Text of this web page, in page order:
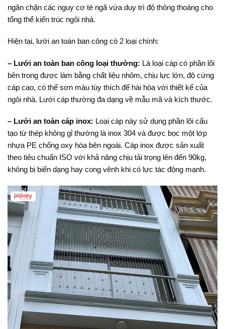
ngăn chặn các nguy cơ té ngã vừa duy trì độ thông thoáng cho
tổng thể kiến trúc ngôi nhà.
Hiện tại, lưới an toàn ban công có 2 loại chính:
– Lưới an toàn ban công loại thường: Là loại cáp có phần lõi
bên trong được làm bằng chất liệu nhôm, chịu lực lớn, độ cứng
cáp cao, có thể sơn màu tùy thích để hài hòa với thiết kế của
ngôi nhà. Lưới cáp thường đa dạng về mẫu mã và kích thước.
– Lưới an toàn cáp inox: Loại cáp này sử dụng phần lõi cấu
tạo từ thép không gỉ thường là inox 304 và được bọc một lớp
nhựa PE chống oxy hóa bên ngoài. Cáp inox được sản xuất
theo tiêu chuẩn ISO với khả năng chịu tải trọng lên đến 90kg,
không bị biến dạng hay cong vênh khi có lực tác động mạnh.